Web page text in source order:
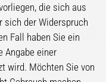
die sich aus
sich der Widerspruch
Fall haben Sie ein
Angabe einer
wird. Möchten Sie von